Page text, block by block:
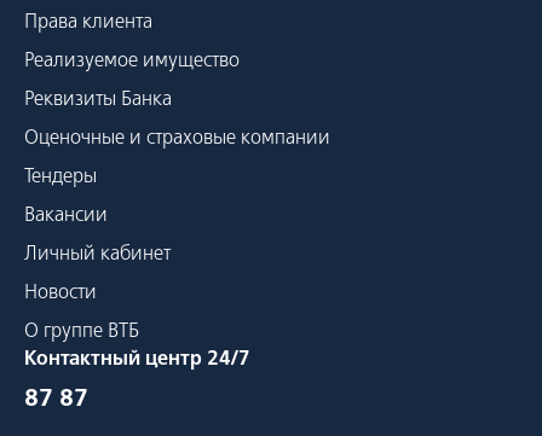
Права клиента
Реализуемое имущество
Реквизиты Банка
Оценочные и страховые компании
Тендеры
Вакансии
Личный кабинет
Новости
О группе ВТБ
Контактный центр 24/7
87 87